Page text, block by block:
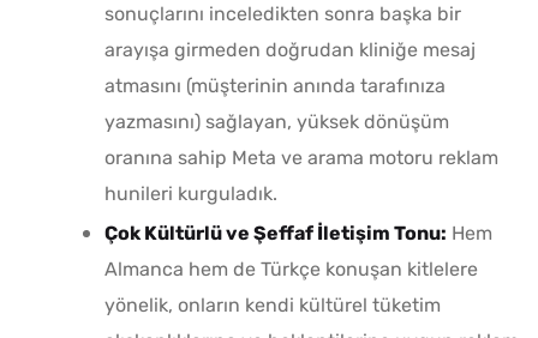
sonuçlarını inceledikten sonra başka bir
arayışa girmeden doğrudan kliniğe mesaj
atmasını (müşterinin anında tarafınıza
yazmasını) sağlayan, yüksek dönüşüm
oranına sahip Meta ve arama motoru reklam
hunileri kurguladık.
Çok Kültürlü ve Şeffaf İletişim Tonu: Hem
Almanca hem de Türkçe konuşan kitlelere
yönelik, onların kendi kültürel tüketim